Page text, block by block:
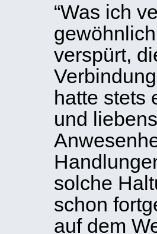
“Was ich
verspürt,
hatte stets
und
solche
schon
auf dem